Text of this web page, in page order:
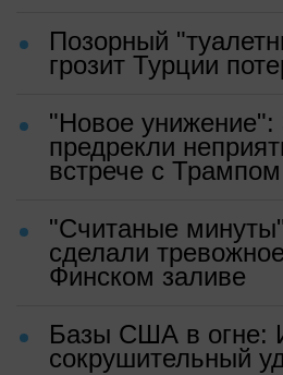
Позорный
грозит Турции
"Новое унижение":
предрекли
встрече с Трампом
"Считаные
сделали
Финском заливе
Базы США в огне:
сокрушительный